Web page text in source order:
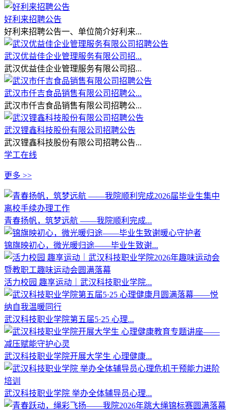
好利来招聘公告
好利来招聘公告一、单位简介好利来...
武汉优益佳企业管理服务有限公司招...
武汉优益佳企业管理服务有限公司招...
武汉市仟吉食品销售有限公司招聘公...
武汉市仟吉食品销售有限公司招聘公...
武汉锂鑫科技股份有限公司招聘公告
武汉锂鑫科技股份有限公司招聘公告...
学工在线
更多 >>
青春扬帆，筑梦远航 ——我院顺利完成...
锦旗映初心，微光暖归途——毕业生致谢...
活力校园 趣享运动｜武汉科技职业学院...
武汉科技职业学院第五届5·25 心理...
武汉科技职业学院开展大学生 心理健康...
武汉科技职业学院 举办全体辅导员心理...